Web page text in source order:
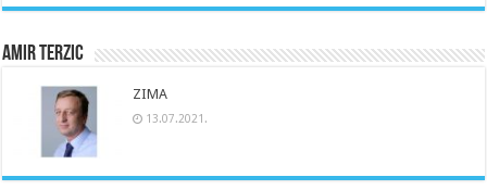
Amir Terzic
ZIMA
13.07.2021.